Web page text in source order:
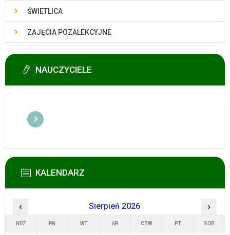
ŚWIETLICA
ZAJĘCIA POZALEKCYJNE
NAUCZYCIELE
KALENDARZ
‹ Sierpień 2026 ›
NDZ PN WT ŚR CZW PT SOB